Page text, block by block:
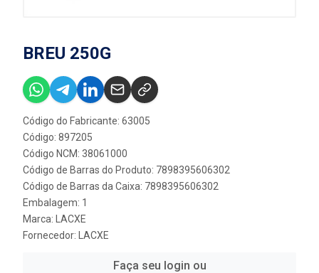
BREU 250G
Código do Fabricante: 63005
Código: 897205
Código NCM: 38061000
Código de Barras do Produto: 7898395606302
Código de Barras da Caixa: 7898395606302
Embalagem: 1
Marca:
LACXE
Fornecedor:
LACXE
Faça seu login ou